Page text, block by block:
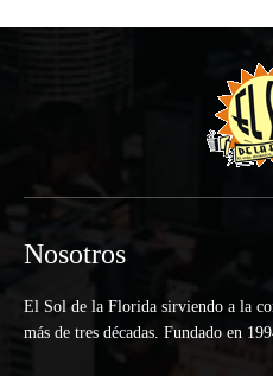
Nosotros
El Sol de la Florida sirviendo a la
más de tres décadas. Fundado en